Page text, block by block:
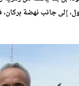
إلى جانب نهضة